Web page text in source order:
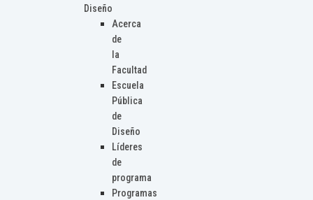
Diseño
Acerca
de
la
Facultad
Escuela
Pública
de
Diseño
Líderes
de
programa
Programas